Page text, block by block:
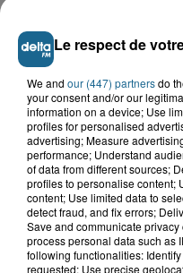
Saint-Omer : un
après l'explosion
Le respect de
We and our (447) partnersdo
your consent and/or our
information on a device; Use
profiles for personalised
advertising; Measure
performance; Understand
of data from different sources;
profiles to personalise content;
content; Use limited data to
detect fraud, and fix errors;
Save and communicate
process personal data such as
following functionalities:
requested; Use precise